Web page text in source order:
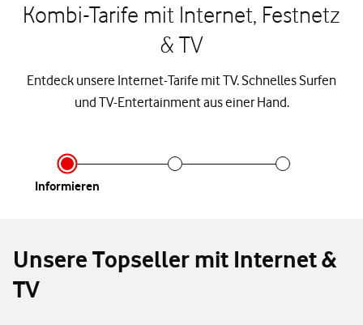
Kombi-Tarife mit Internet, Festnetz
& TV
Entdeck unsere Internet-Tarife mit TV. Schnelles Surfen
und TV-Entertainment aus einer Hand.
Infor­mieren
Unsere Topseller mit Internet &
TV